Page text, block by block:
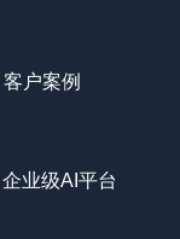
客户案例
企业级AI平台